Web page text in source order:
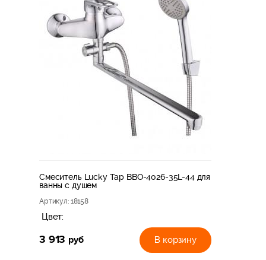
Смеситель Lucky Tap BBO-4026-35L-44 для
ванны с душем
Артикул: 18158
Цвет:
3 913 руб В корзину